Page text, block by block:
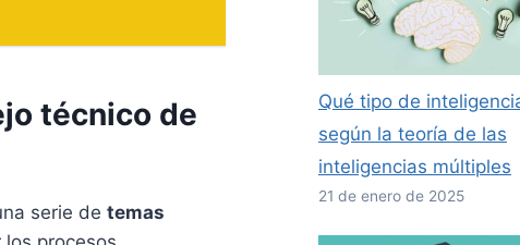
técnico de
serie de temas
Qué tipo de
según la teoría de las
inteligencias múltiples
21 de enero de 2025